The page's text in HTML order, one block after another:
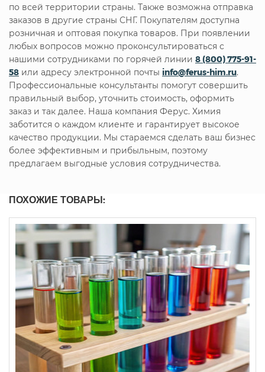
по всей территории страны. Также возможна отправка
заказов в другие страны СНГ. Покупателям доступна
розничная и оптовая покупка товаров. При появлении
любых вопросов можно проконсультироваться с
нашими сотрудниками по горячей линии 8 (800) 775-91-
58 или адресу электронной почты info@ferus-him.ru.
Профессиональные консультанты помогут совершить
правильный выбор, уточнить стоимость, оформить
заказ и так далее. Наша компания Ферус. Химия
заботится о каждом клиенте и гарантирует высокое
качество продукции. Мы стараемся сделать ваш бизнес
более эффективным и прибыльным, поэтому
предлагаем выгодные условия сотрудничества.
ПОХОЖИЕ ТОВАРЫ: